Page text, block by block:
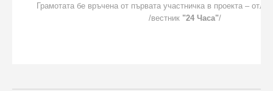
Грамотата бе връчена от първата участничка в проекта –
/вестник "24 Часа"/